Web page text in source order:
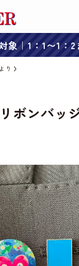
象｜1：1〜1：
り
ボンバッ